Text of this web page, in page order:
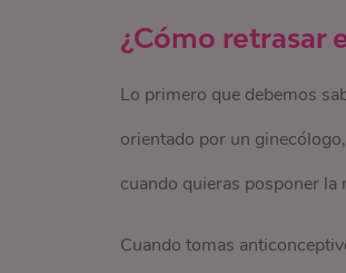
¿Cómo retrasar
Lo primero que debemos
orientado por un
cuando quieras posponer la
Cuando tomas